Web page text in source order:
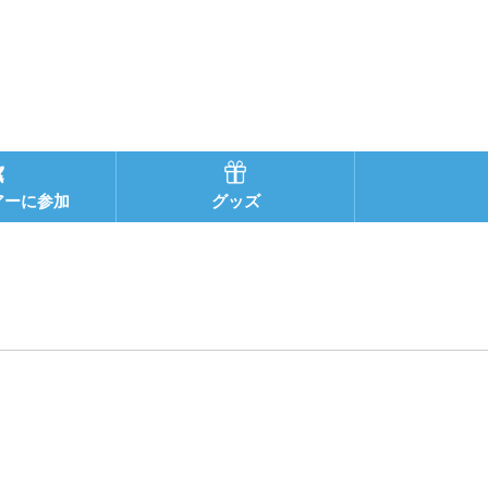
に参加 グッズ